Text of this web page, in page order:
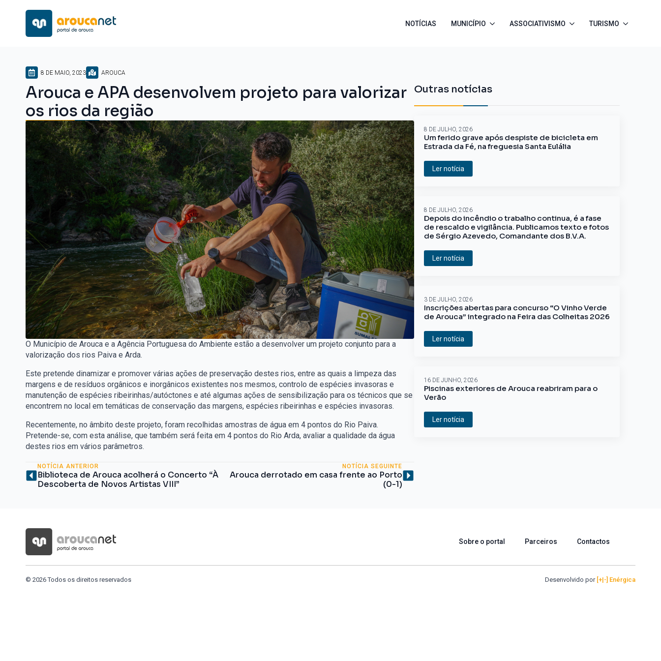
NOTÍCIAS MUNICÍPIO ASSOCIATIVISMO TURISMO
8 DE MAIO, 2023 AROUCA
Arouca e APA desenvolvem projeto para valorizar
os rios da região
O Município de Arouca e a Agência Portuguesa do Ambiente estão a desenvolver um projeto conjunto para a
valorização dos rios Paiva e Arda.
Este pretende dinamizar e promover várias ações de preservação destes rios, entre as quais a limpeza das
margens e de resíduos orgânicos e inorgânicos existentes nos mesmos, controlo de espécies invasoras e
manutenção de espécies ribeirinhas/autóctones e até algumas ações de sensibilização para os técnicos que se
encontrem no local em temáticas de conservação das margens, espécies ribeirinhas e espécies invasoras.
Recentemente, no âmbito deste projeto, foram recolhidas amostras de água em 4 pontos do Rio Paiva.
Pretende-se, com esta análise, que também será feita em 4 pontos do Rio Arda, avaliar a qualidade da água
destes rios em vários parâmetros.
NOTÍCIA ANTERIOR
Biblioteca de Arouca acolherá o Concerto “À
Descoberta de Novos Artistas VIII”
NOTÍCIA SEGUINTE
Arouca derrotado em casa frente ao Porto
(0-1)
Outras notícias
Um ferido grave após despiste de bicicleta em
Estrada da Fé, na freguesia Santa Eulália
8 DE JULHO, 2026
Ler notícia
Depois do incêndio o trabalho continua, é a fase
de rescaldo e vigilância. Publicamos texto e fotos
de Sérgio Azevedo, Comandante dos B.V.A.
8 DE JULHO, 2026
Ler notícia
Inscrições abertas para concurso “O Vinho Verde
de Arouca” integrado na Feira das Colheitas 2026
3 DE JULHO, 2026
Ler notícia
Piscinas exteriores de Arouca reabriram para o
Verão
16 DE JUNHO, 2026
Ler notícia
Sobre o portal Parceiros Contactos
© 2026 Todos os direitos reservados Desenvolvido por [+|-] Enérgica